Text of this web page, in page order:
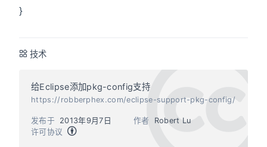
}
技术
给Eclipse添加pkg-config支持
https://robberphex.com/eclipse-support-pkg-config/
作者 Robert Lu
发布于
2013年9月7日
许可协议